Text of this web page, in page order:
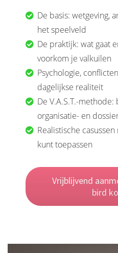
De basis: wetgeving,
het speelveld
De praktijk: wat gaat
voorkom je valkuilen
Psychologie,
dagelijkse realiteit
De V.A.S.T.-
organisatie- en
Realistische
kunt toepassen
Vrijblijvend
bird